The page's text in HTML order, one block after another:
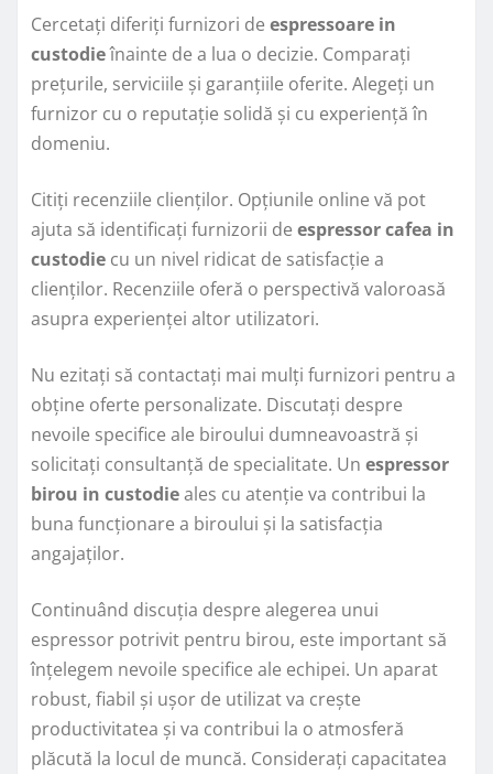
Cercetați diferiți furnizori de espressoare in
custodieînainte de a lua o decizie. Comparați
prețurile, serviciile și garanțiile oferite. Alegeți un
furnizor cu o reputație solidă și cu experiență în
domeniu.
Citiți recenziile clienților. Opțiunile online vă pot
ajuta să identificați furnizorii de espressor cafea in
custodie cu un nivel ridicat de satisfacție a
clienților. Recenziile oferă o perspectivă valoroasă
asupra experienței altor utilizatori.
Nu ezitați să contactați mai mulți furnizori pentru a
obține oferte personalizate. Discutați despre
nevoile specifice ale biroului dumneavoastră și
solicitați consultanță de specialitate. Un espressor
birou in custodieales cu atenție va contribui la
buna funcționare a biroului și la satisfacția
angajaților.
Continuând discuția despre alegerea unui
espressor potrivit pentru birou, este important să
înțelegem nevoile specifice ale echipei. Un aparat
robust, fiabil și ușor de utilizat va crește
productivitatea și va contribui la o atmosferă
plăcută la locul de muncă. Considerați capacitatea